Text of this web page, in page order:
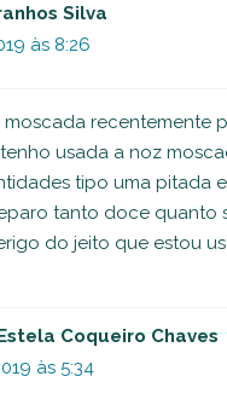
Silva
às 8:26
moscada recentemente
usada a noz
tipo uma pitada
tanto doce quanto
do jeito que estou
Coqueiro Chaves
às 5:34